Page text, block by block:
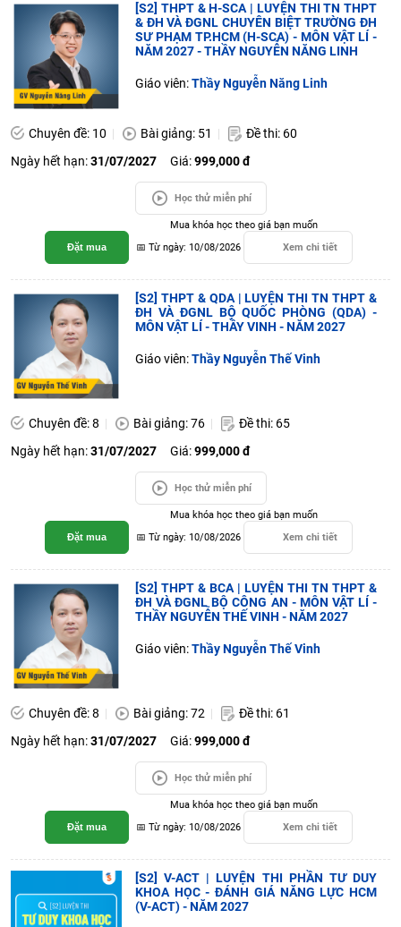
[S2] THPT & H-SCA | LUYỆN THI TN THPT
& ĐH VÀ ĐGNL CHUYÊN BIỆT TRƯỜNG ĐH
SƯ PHẠM TP.HCM (H-SCA) - MÔN VẬT LÍ -
NĂM 2027 - THẦY NGUYỄN NĂNG LINH
Giáo viên:Thầy Nguyễn Năng Linh
Chuyên đề: 10 Bài giảng: 51
Đề thi: 60
Ngày hết hạn:31/07/2027 Giá:999,000 đ
Học thử miễn phí
Đặt mua
Mua khóa học theo giá bạn muốn
📅 Từ ngày: 10/08/2026
Xem chi tiết
[S2] THPT & QDA | LUYỆN THI TN THPT &
ĐH VÀ ĐGNL BỘ QUỐC PHÒNG (QDA) -
MÔN VẬT LÍ - THẦY VINH - NĂM 2027
Giáo viên:Thầy Nguyễn Thế Vinh
Chuyên đề: 8 Bài giảng: 76
Đề thi: 65
Ngày hết hạn:31/07/2027 Giá:999,000 đ
Học thử miễn phí
Đặt mua
Mua khóa học theo giá bạn muốn
📅 Từ ngày: 10/08/2026
Xem chi tiết
[S2] THPT & BCA | LUYỆN THI TN THPT &
ĐH VÀ ĐGNL BỘ CÔNG AN - MÔN VẬT LÍ -
THẦY NGUYỄN THẾ VINH - NĂM 2027
Giáo viên:Thầy Nguyễn Thế Vinh
Chuyên đề: 8 Bài giảng: 72
Đề thi: 61
Ngày hết hạn:31/07/2027 Giá:999,000 đ
Học thử miễn phí
Đặt mua
Mua khóa học theo giá bạn muốn
📅 Từ ngày: 10/08/2026
Xem chi tiết
[S2] V-ACT | LUYỆN THI PHẦN TƯ DUY
KHOA HỌC - ĐÁNH GIÁ NĂNG LỰC HCM
(V-ACT) - NĂM 2027